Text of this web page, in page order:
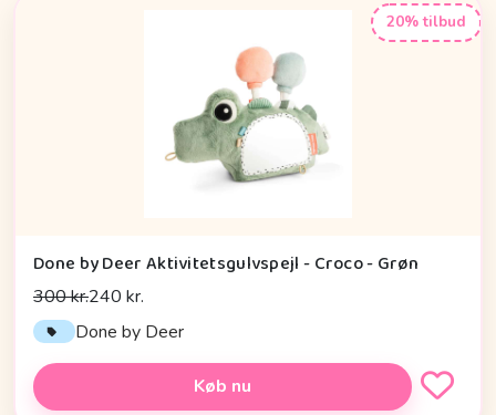
20% tilbud
Done by Deer Aktivitetsgulvspejl - Croco - Grøn
300 kr.240 kr.
Done by Deer
Køb nu